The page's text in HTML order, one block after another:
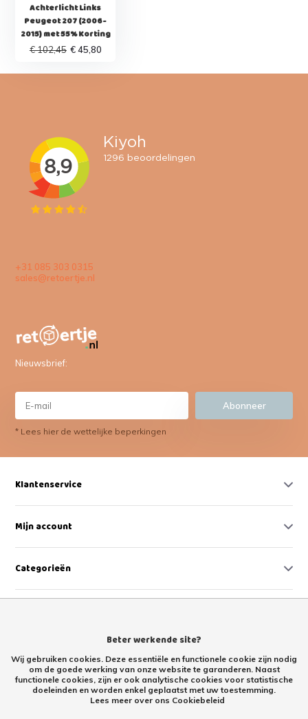
Achterlicht Links
Peugeot 207 (2006-
2015) met 55% Korting
€ 102,45 € 45,80
+31 085 303 0315
sales@retoertje.nl
Nieuwsbrief:
Abonneer
* Lees hier de wettelijke beperkingen
Klantenservice
Mijn account
Categorieën
Beter werkende site?
Wij gebruiken cookies. Deze essentiële en functionele cookie zijn nodig
om de goede werking van onze website te garanderen. Naast
functionele cookies, zijn er ook analytische cookies voor statistische
doeleinden en worden enkel geplaatst met uw toestemming.
Lees meer over ons Cookiebeleid